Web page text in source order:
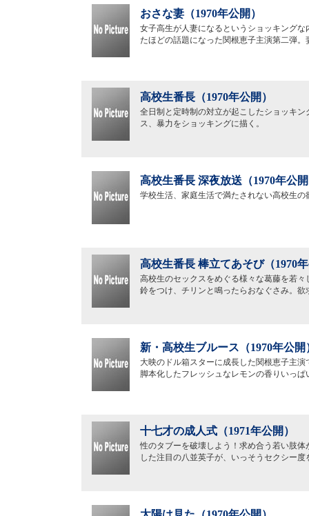
おさな妻（1970年公開）
女子高生が人妻になるというショッキング
たほどの話題になった関根恵子主演第二弾
高校生番長（1970年公開）
全日制と定時制の対立が起こしたショッキ
ス、暴力をショッキングに描く。
高校生番長 深夜放送（1970年公
学校生活、家庭生活で満たされない高校生
高校生番長 棒立てあそび（1970
高校生のセックスをめぐる様々な葛藤を若
鈴をつけ、チリンと鳴ったらおなぐさみ。
新・高校生ブルース（1970年公開
大映のドル箱スターに成長した関根恵子主
脚本化したフレッシュなレモンの香りいっぱ
十七才の成人式（1971年公開）
性のタブーを破壊しよう！求め合う若い肢
した注目の八並英子が、いっそうセクシー